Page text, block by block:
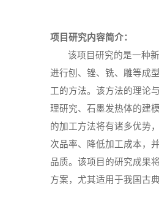
项目研究内容简介：
该项目研究的是一种
进行刨、锉、铣、雕等成
工的方法。该方法的理论
理研究、石墨发热体的建
的加工方法将有诸多优势
次品率、降低加工成本，
品质。该项目的研究成果
方案，尤其适用于我国古